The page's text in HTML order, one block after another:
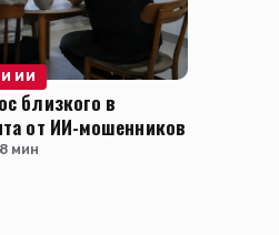
ИИ
близкого в
от ИИ-мошенников
мин